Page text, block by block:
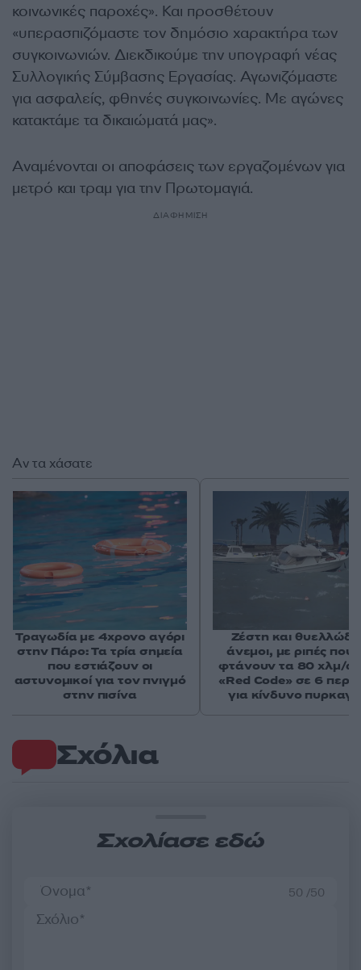
κοινωνικές παροχές». Και προσθέτουν
«υπερασπιζόμαστε τον δημόσιο χαρακτήρα των
συγκοινωνιών. Διεκδικούμε την υπογραφή νέας
Συλλογικής Σύμβασης Εργασίας. Αγωνιζόμαστε
για ασφαλείς, φθηνές συγκοινωνίες. Με αγώνες
κατακτάμε τα δικαιώματά μας».
Αναμένονται οι αποφάσεις των εργαζομένων για
μετρό και τραμ για την Πρωτομαγιά.
ΔΙΑΦΗΜΙΣΗ
Σχόλια
Σχολίασε εδώ
50 /50
Αν τα χάσατε
Τραγωδία με 4χρονο αγόρι
στην Πάρο: Τα τρία σημεία
που εστιάζουν οι
αστυνομικοί για τον πνιγμό
στην πισίνα
Ζέστη και
άνεμοι, με ριπές που
φτάνουν τα 80 χλμ/
«Red Code» σε 6
για κίνδυνο